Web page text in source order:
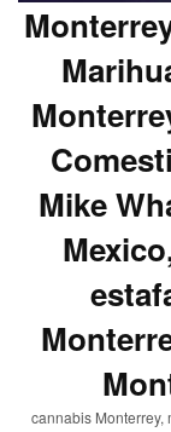
Mike
cannabis Monterrey,